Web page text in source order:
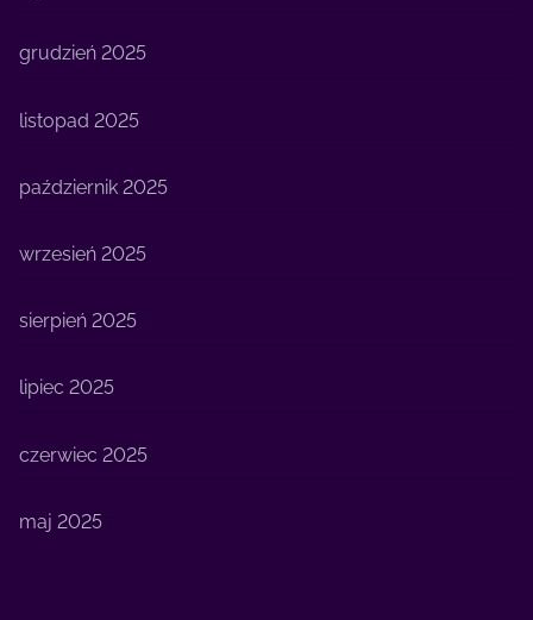
grudzień 2025
listopad 2025
październik 2025
wrzesień 2025
sierpień 2025
lipiec 2025
czerwiec 2025
maj 2025